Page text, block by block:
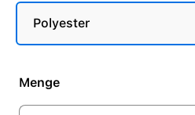
Polyester
Menge